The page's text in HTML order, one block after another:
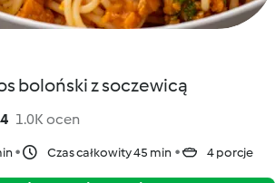
boloński z soczewicą
1.0K ocen
Czas całkowity 45 min 4 porcje